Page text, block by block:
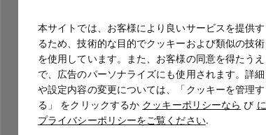
本サイトでは、お客様により良いサービスを提供す
るため、技術的な目的でクッキーおよび類似の技術
を使用しています。また、お客様の同意を得たうえ
で、広告のパーソナライズにも使用されます。詳細
や設定内容の変更については、「クッキーを管理す
る」 をクリックするか クッキーポリシーなら び に
プライバシーポリシーをご覧ください.